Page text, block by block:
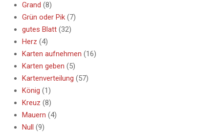
Grand (8)
Grün oder Pik (7)
gutes Blatt (32)
Herz (4)
Karten aufnehmen (16)
Karten geben (5)
Kartenverteilung (57)
König (1)
Kreuz (8)
Mauern (4)
Null (9)